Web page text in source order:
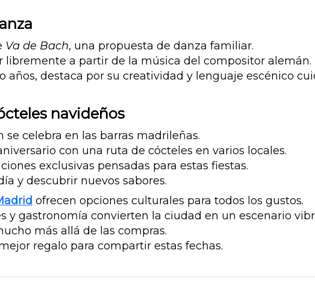
Va de Bach, una propuesta de danza familiar.
libremente a partir de la música del compositor alemán.
años, destaca por su creatividad y lenguaje escénico
navideños
celebra en las barras madrileñas.
con una ruta de cócteles en varios locales.
exclusivas pensadas para estas fiestas.
y descubrir nuevos sabores.
ofrecen opciones culturales para todos los gustos.
y gastronomía convierten la ciudad en un escenario
más allá de las compras.
regalo para compartir estas fechas.